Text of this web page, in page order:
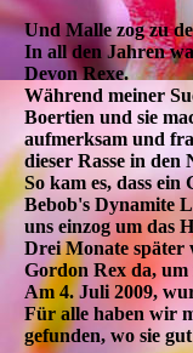
Und Malle zog zu
In all den Jahren
Devon Rexe.
Während meiner
Boertien und sie
aufmerksam und
dieser Rasse in den
So kam es, dass
Bebob's Dynamite
uns einzog um das
Drei Monate später
Gordon Rex da,
Am 4. Juli 2009,
Für alle haben wir
gefunden, wo sie